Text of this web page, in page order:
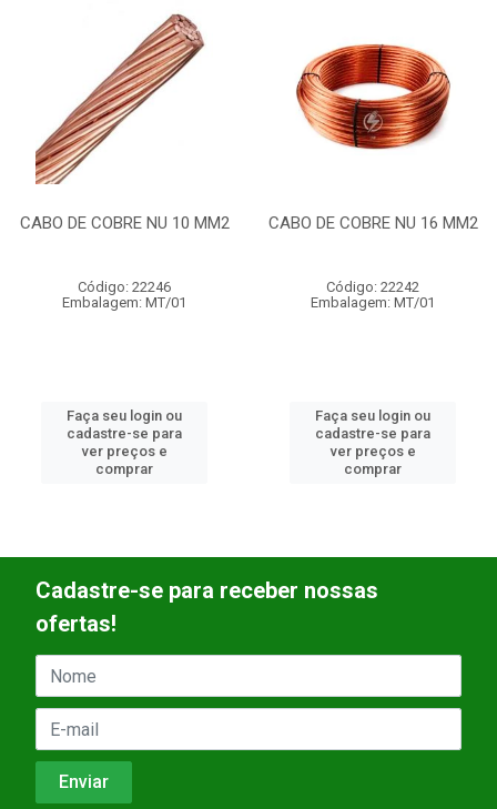
CABO DE COBRE NU 16 MM2
Código: 22242
Embalagem: MT/01
Faça seu login ou
cadastre-se para
ver preços e
comprar
CABO DE COBRE NU 10 MM2
Código: 22246
Embalagem: MT/01
Faça seu login ou
cadastre-se para
ver preços e
comprar
Cadastre-se para receber nossas
ofertas!